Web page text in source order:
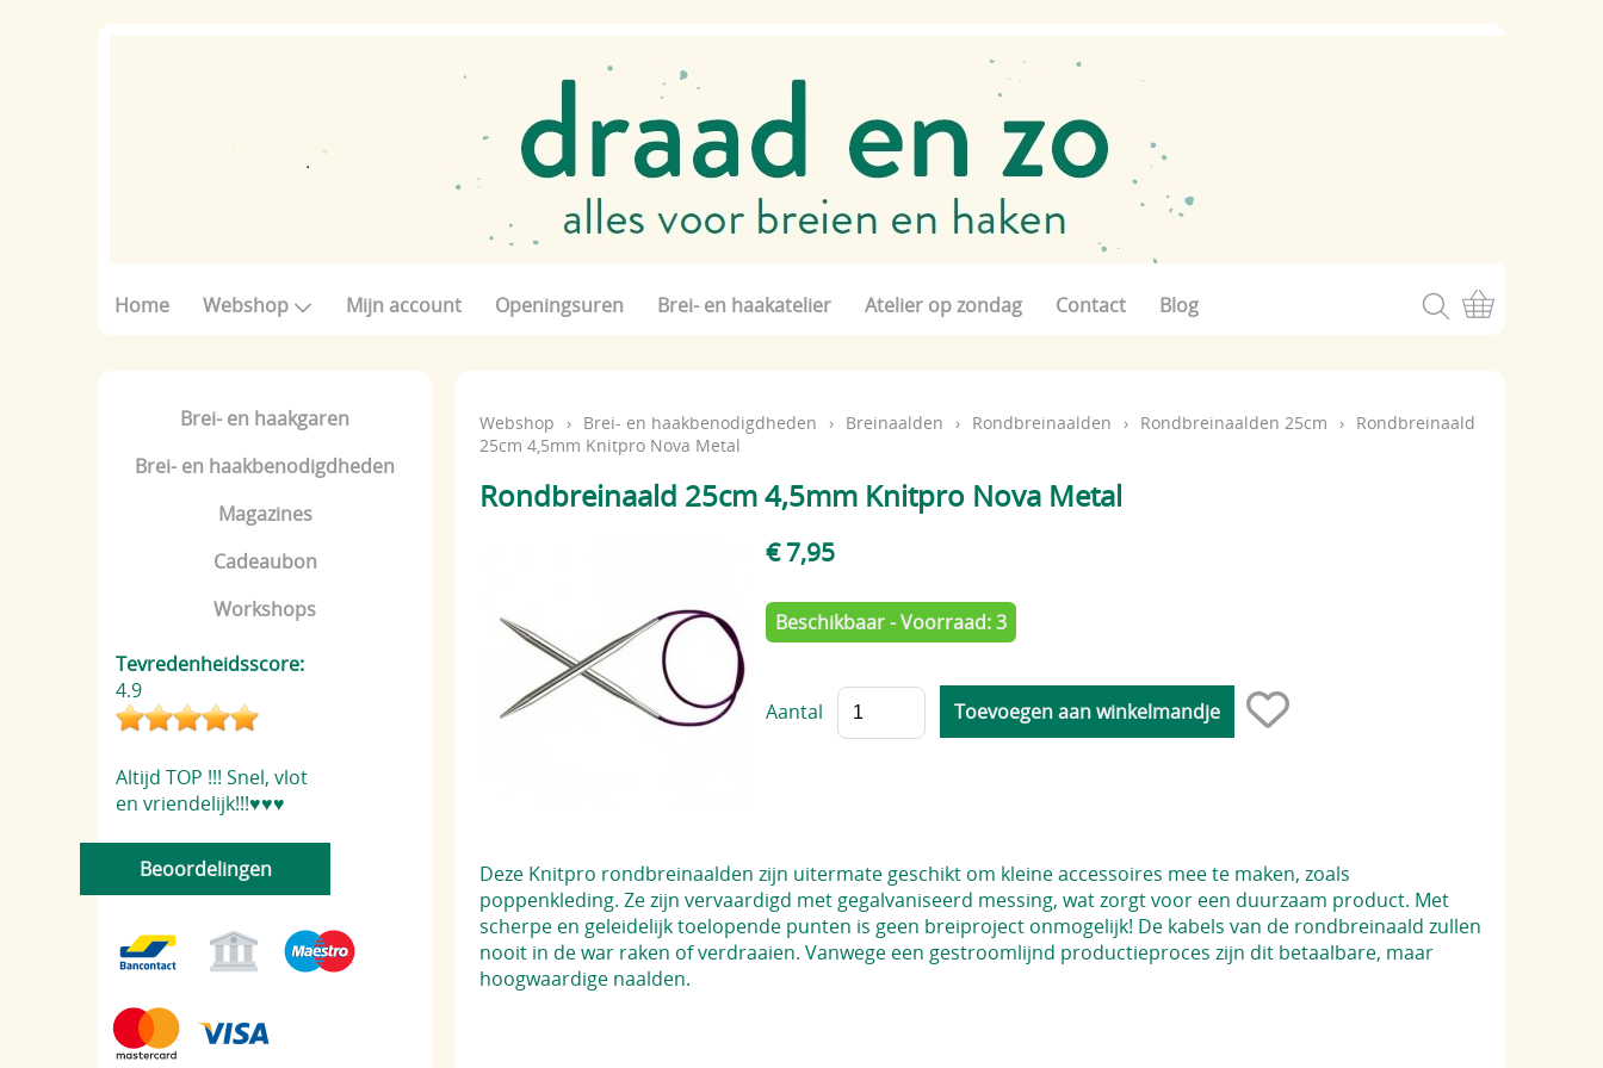
Home Webshop Mijn account Openingsuren Brei- en haakatelier Atelier op zondag Contact Blog
Brei- en haakgaren
Brei- en haakbenodigdheden
Magazines
Cadeaubon
Workshops
Tevredenheidsscore:
4.9
Altijd TOP !!! Snel, vlot
en vriendelijk!!!♥️♥️♥️
Beoordelingen
Webshop › Brei- en haakbenodigdheden › Breinaalden › Rondbreinaalden › Rondbreinaalden 25cm › Rondbreinaald
25cm 4,5mm Knitpro Nova Metal
Rondbreinaald 25cm 4,5mm Knitpro Nova Metal
€ 7,95
Beschikbaar - Voorraad: 3
Aantal
Deze Knitpro rondbreinaalden zijn uitermate geschikt om kleine accessoires mee te maken, zoals
poppenkleding. Ze zijn vervaardigd met gegalvaniseerd messing, wat zorgt voor een duurzaam product. Met
scherpe en geleidelijk toelopende punten is geen breiproject onmogelijk! De kabels van de rondbreinaald zullen
nooit in de war raken of verdraaien. Vanwege een gestroomlijnd productieproces zijn dit betaalbare, maar
hoogwaardige naalden.